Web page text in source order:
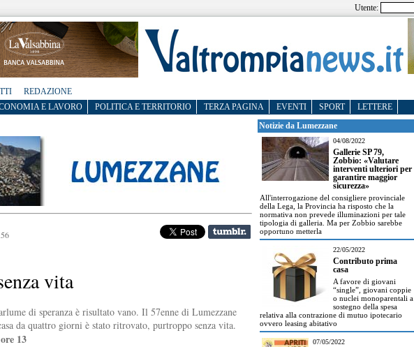
Utente:
REDAZIONE
E LAVORO POLITICA E TERRITORIO TERZA PAGINA EVENTI SPORT LETTERE
vita
di speranza è risultato vano. Il 57enne di Lumezzane
da quattro giorni è stato ritrovato, purtroppo senza vita.
13
Notizie da Lumezzane
04/08/2022
Gallerie SP 79,
Zobbio: «Valutare
interventi ulteriori per
garantire maggior
sicurezza»
All'interrogazione del consigliere provinciale
della Lega, la Provincia ha risposto che la
normativa non prevede illuminazioni per tale
tipologia di galleria. Ma per Zobbio sarebbe
opportuno metterla
22/05/2022
Contributo prima
casa
A favore di giovani
“single”, giovani coppie
o nuclei monoparentali a
sostegno della spesa
relativa alla contrazione di mutuo ipotecario
ovvero leasing abitativo
07/05/2022